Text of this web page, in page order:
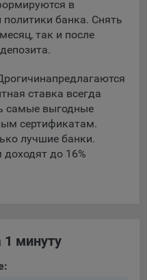
персонализированной
входе в систему, или
Данные файлы
корректной
его
могут быть отключены в
может настроить
файлы сookie или
— но в таком
некоторых
числе имени
в
политики банка. Снять
так и после
предлагаются
ставка всегда
самые выгодные
сертификатам.
лучшие банки.
до 16%
минуту